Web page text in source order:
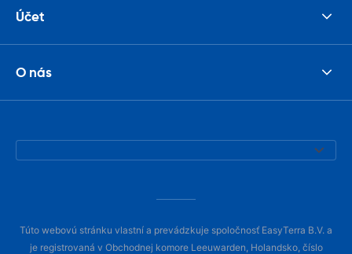
Účet
O nás
Túto webovú stránku vlastní a prevádzkuje spoločnosť EasyTerra B.V. a
je registrovaná v Obchodnej komore Leeuwarden, Holandsko, číslo